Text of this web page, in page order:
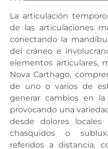
La articulación
de las articulaciones
conectando la
del cráneo e
elementos articulares,
Nova Carthago,
de uno o varios de
generar cambios en
provocando una
desde dolores
chasquidos o
referidos a distancia,